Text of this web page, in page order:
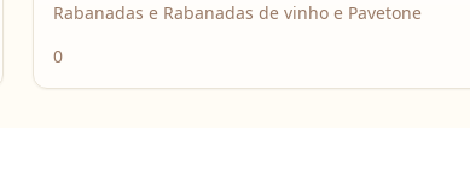
Rabanadas e Rabanadas de vinho e Pavetone
0